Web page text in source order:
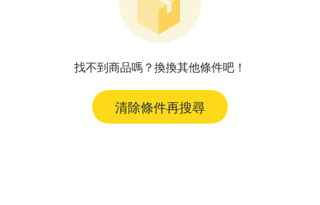
找不到商品嗎？換換其他條件吧！
清除條件再搜尋